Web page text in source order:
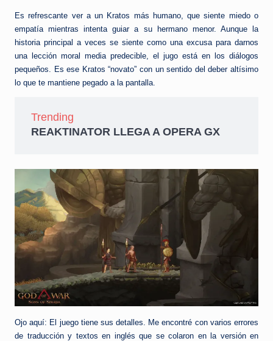
Es refrescante ver a un Kratos más humano, que siente miedo o
empatía mientras intenta guiar a su hermano menor. Aunque la
historia principal a veces se siente como una excusa para darnos
una lección moral media predecible, el jugo está en los diálogos
pequeños. Es ese Kratos “novato” con un sentido del deber altísimo
lo que te mantiene pegado a la pantalla.
Trending
REAKTINATOR LLEGA A OPERA GX
Ojo aquí: El juego tiene sus detalles. Me encontré con varios errores
de traducción y textos en inglés que se colaron en la versión en